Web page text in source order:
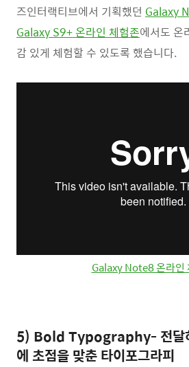
즈인터랙티브에서 기획했던 Galaxy
Galaxy S9+ 온라인 체험존에서도 온
감 있게 체험할 수 있도록 했습니다.
Galaxy Note8 온라인
5) Bold Typography- 전달
에 초점을 맞춘 타이포그라피